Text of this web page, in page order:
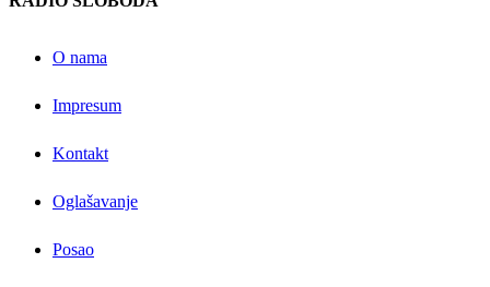
O nama
Impresum
Kontakt
Oglašavanje
Posao